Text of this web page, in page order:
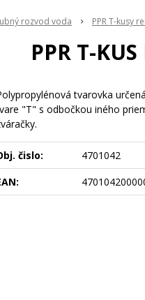
rozvod voda PPR T-kusy
PPR T-
tvarovka
"T" s odbočkou iného
čislo:
4701042